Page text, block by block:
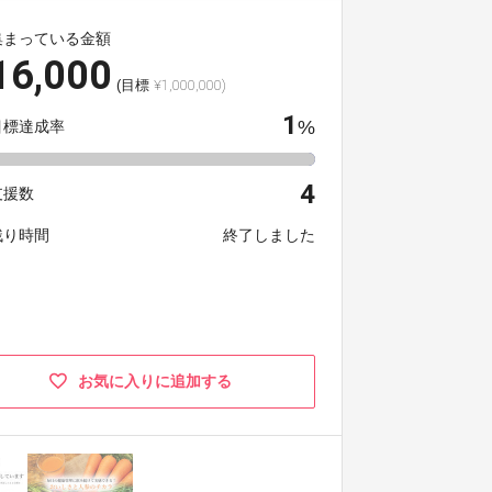
まっている金額
(目標 ¥1,000,000)
標達成率 1 %
援数 4
り時間 終了しました
お気に入りに追加する